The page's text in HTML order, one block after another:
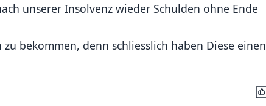
unserer Insolvenz wieder Schulden ohne Ende
bekommen, denn schliesslich haben Diese einen